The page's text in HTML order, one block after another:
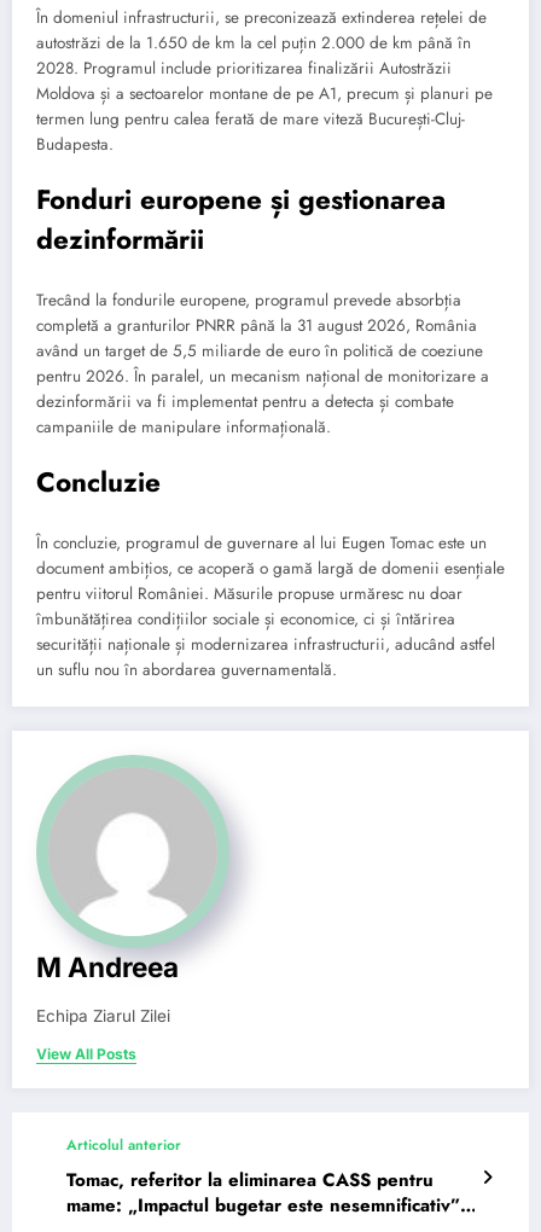
În domeniul infrastructurii, se preconizează extinderea rețelei de
autostrăzi de la 1.650 de km la cel puțin 2.000 de km până în
2028. Programul include prioritizarea finalizării Autostrăzii
Moldova și a sectoarelor montane de pe A1, precum și planuri pe
termen lung pentru calea ferată de mare viteză București-Cluj-
Budapesta.
Fonduri europene și gestionarea
dezinformării
Trecând la fondurile europene, programul prevede absorbția
completă a granturilor PNRR până la 31 august 2026, România
având un target de 5,5 miliarde de euro în politică de coeziune
pentru 2026. În paralel, un mecanism național de monitorizare a
dezinformării va fi implementat pentru a detecta și combate
campaniile de manipulare informațională.
Concluzie
În concluzie, programul de guvernare al lui Eugen Tomac este un
document ambițios, ce acoperă o gamă largă de domenii esențiale
pentru viitorul României. Măsurile propuse urmăresc nu doar
îmbunătățirea condițiilor sociale și economice, ci și întărirea
securității naționale și modernizarea infrastructurii, aducând astfel
un suflu nou în abordarea guvernamentală.
M Andreea
Echipa Ziarul Zilei
View All Posts
Articolul anterior
Tomac, referitor la eliminarea CASS pentru
mame: „Impactul bugetar este nesemnificativ”.